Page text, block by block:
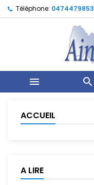
Téléphone: 0474479853
 
ACCUEIL
A LIRE